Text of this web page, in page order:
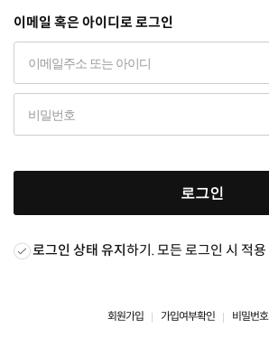
이메일 혹은 아이디로 로그인
로그인
로그인 상태 유지하기. 모든 로그인 시 적용
회원가입 가입여부확인 비밀번